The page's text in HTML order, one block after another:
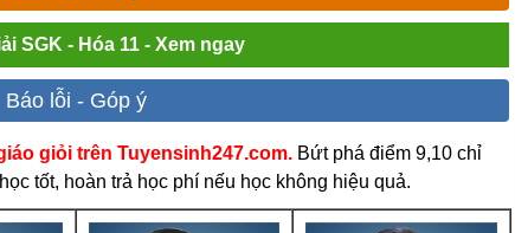
SGK - Hóa 11 - Xem ngay
Báo lỗi - Góp ý
giỏi trên Tuyensinh247.com. Bứt phá điểm 9,10 chỉ
tốt, hoàn trả học phí nếu học không hiệu quả.